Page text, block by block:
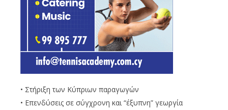
• Στήριξη των Κύπριων παραγωγών
• Επενδύσεις σε σύγχρονη και “έξυπνη” γεωργία